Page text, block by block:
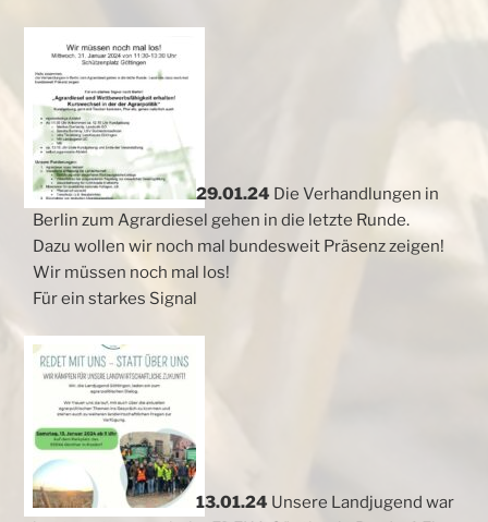
29.01.24 Die Verhandlungen in
Berlin zum Agrardiesel gehen in die letzte Runde.
Dazu wollen wir noch mal bundesweit Präsenz zeigen!
Wir müssen noch mal los!
Für ein starkes Signal
13.01.24 Unsere Landjugend war